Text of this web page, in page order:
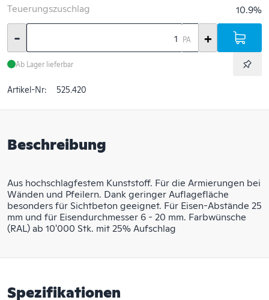
Teuerungszuschlag
10.9%
- PA +
Ab Lager lieferbar
Artikel-Nr: 525.420
Beschreibung
Aus hochschlagfestem Kunststoff. Für die Armierungen bei
Wänden und Pfeilern. Dank geringer Auflagefläche
besonders für Sichtbeton geeignet. Für Eisen-Abstände 25
mm und für Eisendurchmesser 6 - 20 mm. Farbwünsche
(RAL) ab 10'000 Stk. mit 25% Aufschlag
Spezifikationen